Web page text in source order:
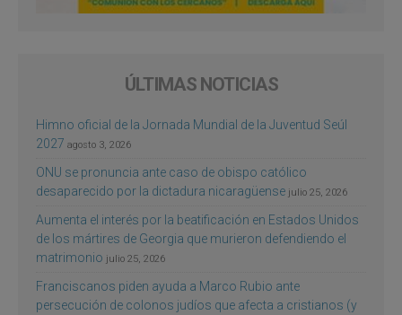
ÚLTIMAS NOTICIAS
Himno oficial de la Jornada Mundial de la Juventud Seúl
2027 agosto 3, 2026
ONU se pronuncia ante caso de obispo católico
desaparecido por la dictadura nicaragüense julio 25, 2026
Aumenta el interés por la beatificación en Estados Unidos
de los mártires de Georgia que murieron defendiendo el
matrimonio julio 25, 2026
Franciscanos piden ayuda a Marco Rubio ante
persecución de colonos judíos que afecta a cristianos (y